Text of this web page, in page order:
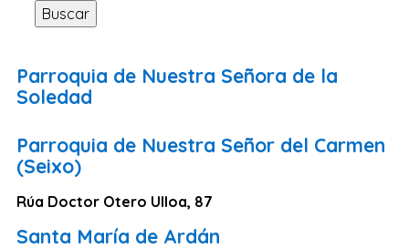
Sevilla
Santa Cruz de Tenerife
Islas Baleares
Las Palmas
Málaga
Alicante
Buscar
Parroquia de Nuestra Señora de la
Soledad
Parroquia de Nuestra Señor del Carmen
(Seixo)
Rúa Doctor Otero Ulloa, 87
Santa María de Ardán